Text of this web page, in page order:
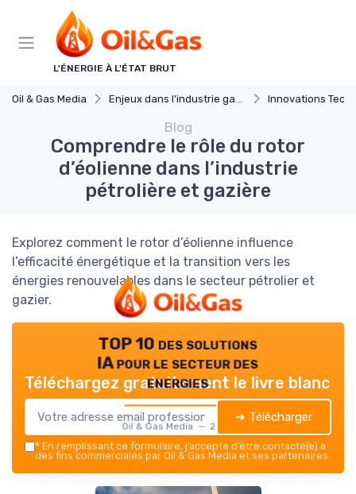
L'ÉNERGIE À L'ÉTAT BRUT
Oil & Gas Media Enjeux dans l'industrie gaz et petrole Innovations
Blog
Comprendre le rôle du rotor
d’éolienne dans l’industrie
pétrolière et gazière
Explorez comment le rotor d’éolienne influence
l’efficacité énergétique et la transition vers les
énergies renouvelables dans le secteur pétrolier et
gazier.
TOP 10 des solutions
IA pour le secteur des
energies
Oil & Gas Media — 2026
Téléchargez gratuitement le livre blanc
➔ Télécharger
* En remplissant ce formulaire, j’accepte d’être contacté(e) à
des fins commerciales par Oil & Gas Media et ses partenaires.
Panneau de gestion des cookies